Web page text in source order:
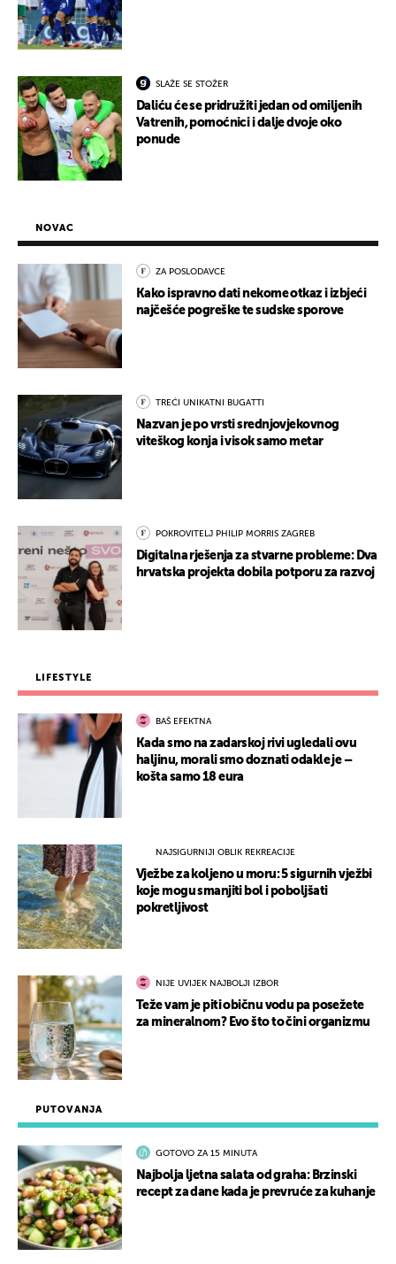
SLAŽE SE STOŽER
Daliću će se pridružiti jedan od omiljenih
Vatrenih, pomoćnici i dalje dvoje oko
ponude
PUTOVANJA
GOTOVO ZA 15 MINUTA
Najbolja ljetna salata od graha: Brzinski
recept za dane kada je prevruće za kuhanje
NOVAC
ZA POSLODAVCE
Kako ispravno dati nekome otkaz i izbjeći
najčešće pogreške te sudske sporove
TREĆI UNIKATNI BUGATTI
Nazvan je po vrsti srednjovjekovnog
viteškog konja i visok samo metar
POKROVITELJ PHILIP MORRIS ZAGREB
Digitalna rješenja za stvarne probleme: Dva
hrvatska projekta dobila potporu za razvoj
LIFESTYLE
BAŠ EFEKTNA
Kada smo na zadarskoj rivi ugledali ovu
haljinu, morali smo doznati odakle je –
košta samo 18 eura
NAJSIGURNIJI OBLIK REKREACIJE
Vježbe za koljeno u moru: 5 sigurnih vježbi
koje mogu smanjiti bol i poboljšati
pokretljivost
NIJE UVIJEK NAJBOLJI IZBOR
Teže vam je piti običnu vodu pa posežete
za mineralnom? Evo što to čini organizmu